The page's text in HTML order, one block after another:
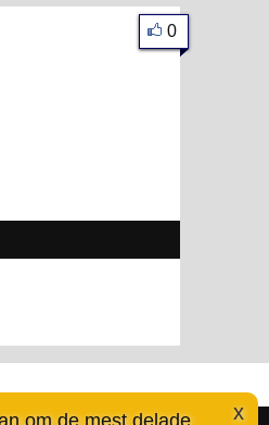
x
om de mest delade
0